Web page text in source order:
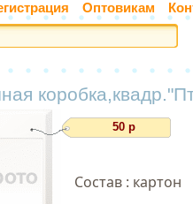
Оптовикам
50 р
Состав : картон